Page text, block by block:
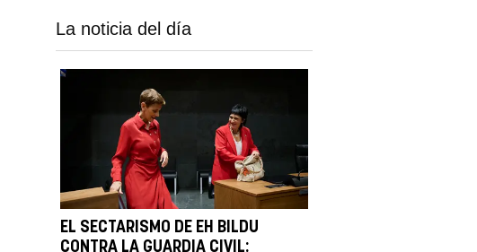
La noticia del día
EL SECTARISMO DE EH BILDU
CONTRA LA GUARDIA CIVIL: